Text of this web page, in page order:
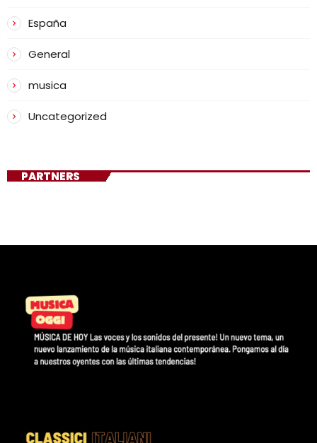
España
General
musica
Uncategorized
PARTNERS